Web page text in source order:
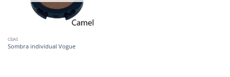
CEJAS
Sombra individual Vogue